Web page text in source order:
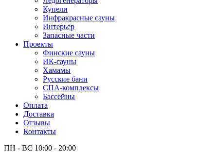
Купели
Инфракрасные сауны
Интерьер
Запасные части
Проекты
Финские сауны
ИК-сауны
Хамамы
Русские бани
СПА-комплексы
Бассейны
Оплата
Доставка
Отзывы
Контакты
ПН - ВС 10:00 - 20:00